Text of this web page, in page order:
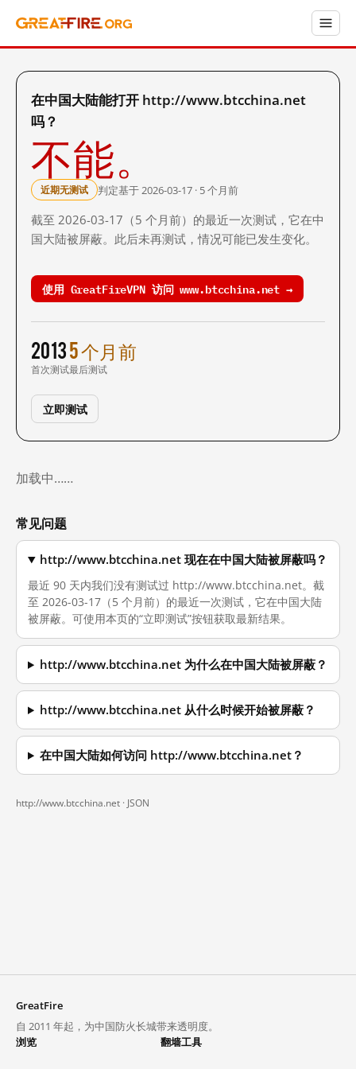
在中国大陆能打开 http://www.btcchina.net
吗？
不能。
近期无测试 判定基于 2026-03-17 · 5 个月前
截至 2026-03-17（5 个月前）的最近一次测试，它在中
国大陆被屏蔽。此后未再测试，情况可能已发生变化。
使用 GreatFireVPN 访问 www.btcchina.net →
2013
首次测试
5 个月前
最后测试
立即测试
加载中……
常见问题
http://www.btcchina.net 现在在中国大陆被屏蔽吗？
最近 90 天内我们没有测试过 http://www.btcchina.net。截
至 2026-03-17（5 个月前）的最近一次测试，它在中国大陆
被屏蔽。可使用本页的“立即测试”按钮获取最新结果。
http://www.btcchina.net 为什么在中国大陆被屏蔽？
http://www.btcchina.net 从什么时候开始被屏蔽？
在中国大陆如何访问 http://www.btcchina.net？
http://www.btcchina.net · JSON
GreatFire
自 2011 年起，为中国防火长城带来透明度。
浏览
翻墙工具